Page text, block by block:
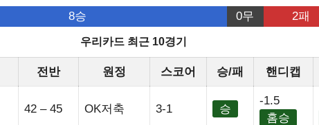
8승 0무 2패
우리카드 최근 10경기
전반 원정 스코어 승/패 핸디캡
42 – 45 OK저축 3-1 승
-1.5
홈승